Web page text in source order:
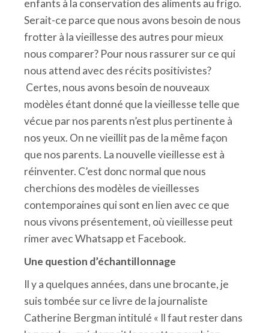
enfants à la conservation des aliments au frigo.
Serait-ce parce que nous avons besoin de nous
frotter à la vieillesse des autres pour mieux
nous comparer? Pour nous rassurer sur ce qui
nous attend avec des récits positivistes?
Certes, nous avons besoin de nouveaux
modèles étant donné que la vieillesse telle que
vécue par nos parents n’est plus pertinente à
nos yeux. On ne vieillit pas de la même façon
que nos parents. La nouvelle vieillesse est à
réinventer. C’est donc normal que nous
cherchions des modèles de vieillesses
contemporaines qui sont en lien avec ce que
nous vivons présentement, où vieillesse peut
rimer avec Whatsapp et Facebook.
Une question d’échantillonnage
Il y a quelques années, dans une brocante, je
suis tombée sur ce livre de la journaliste
Catherine Bergman intitulé « Il faut rester dans